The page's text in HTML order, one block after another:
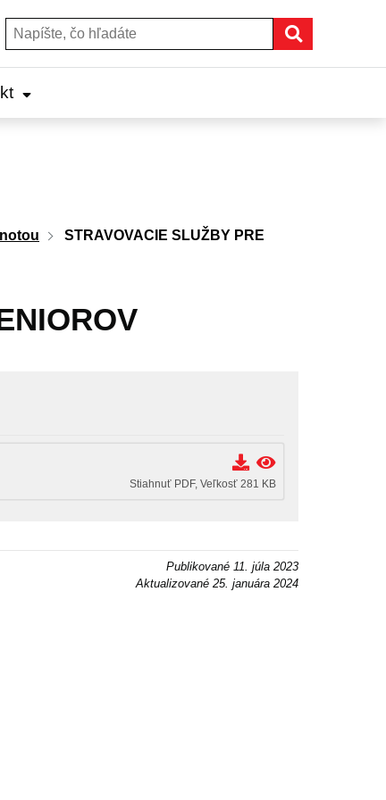
Hľadať:
STRAVOVACIE SLUŽBY PRE
Stiahnuť PDF, Veľkosť 281 KB
Publikované 11. júla 2023
Aktualizované 25. januára 2024